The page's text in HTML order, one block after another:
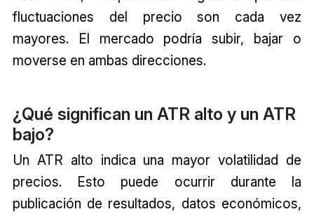
fluctuaciones del precio son cada vez
mayores. El mercado podría subir, bajar o
moverse en ambas direcciones.
¿Qué significan un ATR alto y un ATR
bajo?
Un ATR alto indica una mayor volatilidad de
precios. Esto puede ocurrir durante la
publicación de resultados, datos económicos,